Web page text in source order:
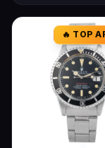
🔥 TOP